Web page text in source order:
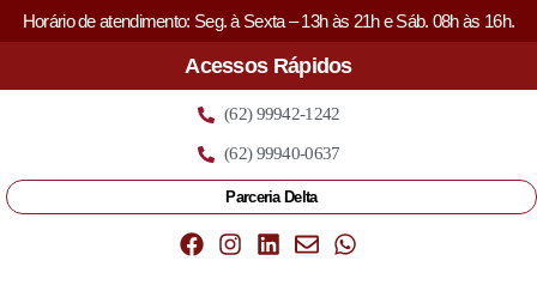
Horário de atendimento: Seg. à Sexta – 13h às 21h e Sáb. 08h às 16h.
Acessos Rápidos
(62) 99942-1242
(62) 99940-0637
Parceria Delta